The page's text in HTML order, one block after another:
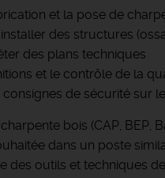
et la pose de
des structures
des plans techniques
et le contrôle de la
de sécurité sur
bois (CAP, BEP,
dans un poste
des outils et techniques